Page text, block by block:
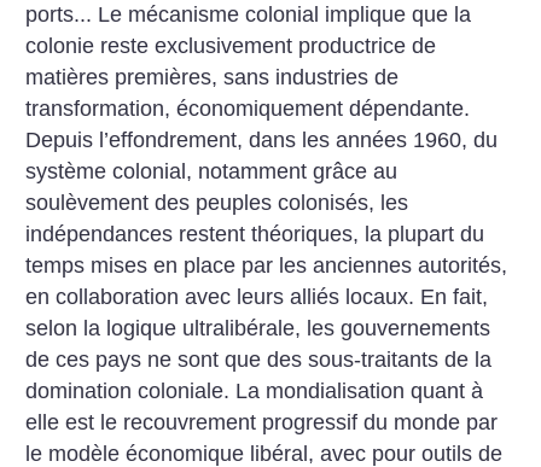
ports... Le mécanisme colonial implique que la
colonie reste exclusivement productrice de
matières premières, sans industries de
transformation, économiquement dépendante.
Depuis l’effondrement, dans les années 1960, du
système colonial, notamment grâce au
soulèvement des peuples colonisés, les
indépendances restent théoriques, la plupart du
temps mises en place par les anciennes autorités,
en collaboration avec leurs alliés locaux. En fait,
selon la logique ultralibérale, les gouvernements
de ces pays ne sont que des sous-traitants de la
domination coloniale. La mondialisation quant à
elle est le recouvrement progressif du monde par
le modèle économique libéral, avec pour outils de